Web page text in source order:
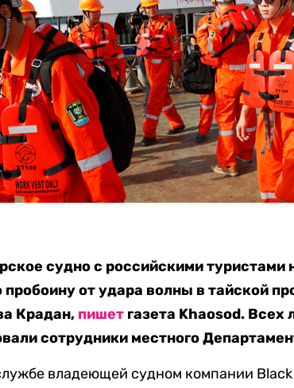
судно с российскими туристами
пробоину от удара волны в тайской
Крадан, пишет газета Khaosod.
сотрудники местного
владеющей судном компании Black